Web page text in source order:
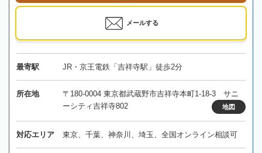
メールする
最寄駅 JR・京王電鉄「吉祥寺駅」徒歩2分
所在地
〒180-0004 東京都武蔵野市吉祥寺本町1-18-3 サニ
ーシティ吉祥寺802
地図
対応エリア 東京、千葉、神奈川、埼玉、全国オンライン相談可